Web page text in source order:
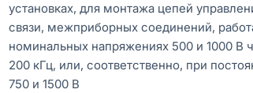
установках, для монтажа цепей
связи, межприборных соединений,
номинальных напряжениях 500 и 1000 В
200 кГц, или, соответственно, при
750 и 1500 В